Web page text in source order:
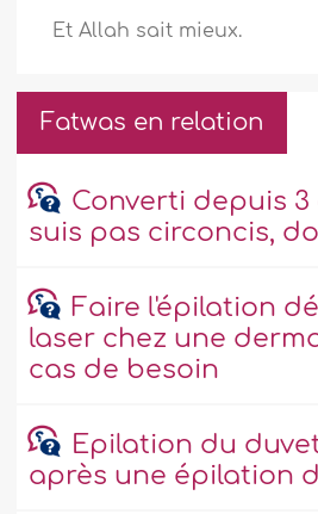
Et Allah sait mieux.
Fatwas en relation
Converti depuis 3
suis pas circoncis,
Faire l'épilation
laser chez une
cas de besoin
Epilation du
après une épilation